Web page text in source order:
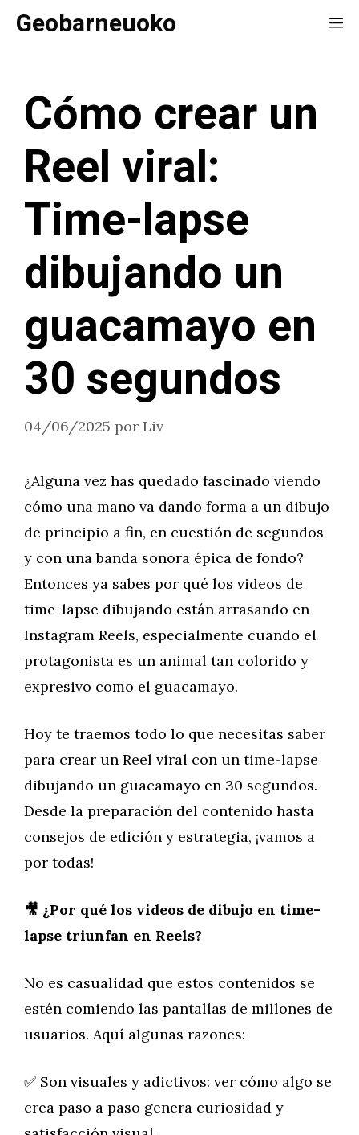
SaltarGeobarneuoko
Cómo crear un
Reel viral:
Time-lapse
dibujando un
guacamayo en
30 segundos
04/06/2025 por Liv
¿Alguna vez has quedado fascinado viendo
cómo una mano va dando forma a un dibujo
de principio a fin, en cuestión de segundos
y con una banda sonora épica de fondo?
Entonces ya sabes por qué los videos de
time-lapse dibujando están arrasando en
Instagram Reels, especialmente cuando el
protagonista es un animal tan colorido y
expresivo como el guacamayo.
Hoy te traemos todo lo que necesitas saber
para crear un Reel viral con un time-lapse
dibujando un guacamayo en 30 segundos.
Desde la preparación del contenido hasta
consejos de edición y estrategia, ¡vamos a
por todas!
🎥 ¿Por qué los videos de dibujo en time-
lapse triunfan en Reels?
No es casualidad que estos contenidos se
estén comiendo las pantallas de millones de
usuarios. Aquí algunas razones:
✅ Son visuales y adictivos: ver cómo algo se
crea paso a paso genera curiosidad y